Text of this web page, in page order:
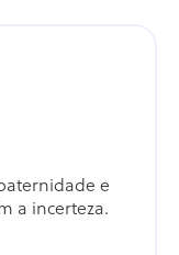
e
a incerteza.